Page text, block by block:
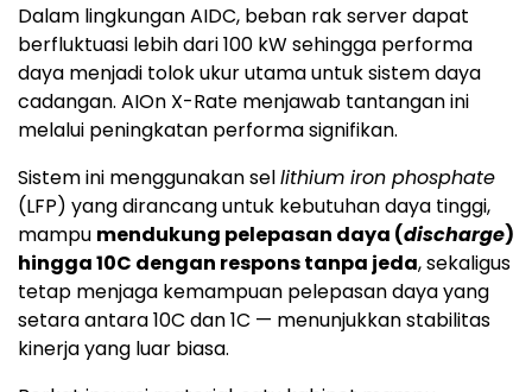
Dalam lingkungan AIDC, beban rak server dapat
berfluktuasi lebih dari 100 kW sehingga performa
daya menjadi tolok ukur utama untuk sistem daya
cadangan. AIOn X-Rate menjawab tantangan ini
melalui peningkatan performa signifikan.
Sistem ini menggunakan sellithium iron phosphate
(LFP) yang dirancang untuk kebutuhan daya tinggi,
mampu mendukung pelepasan daya (discharge)
hingga 10C dengan respons tanpa jeda, sekaligus
tetap menjaga kemampuan pelepasan daya yang
setara antara 10C dan 1C — menunjukkan stabilitas
kinerja yang luar biasa.